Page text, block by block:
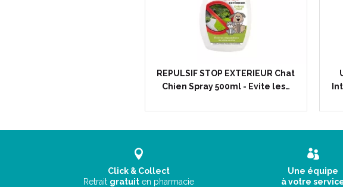
REPULSIF STOP EXTERIEUR Chat
Chien Spray 500ml - Evite les…
Click & Collect
Retrait gratuit en pharmacie
Une équipe
à votre